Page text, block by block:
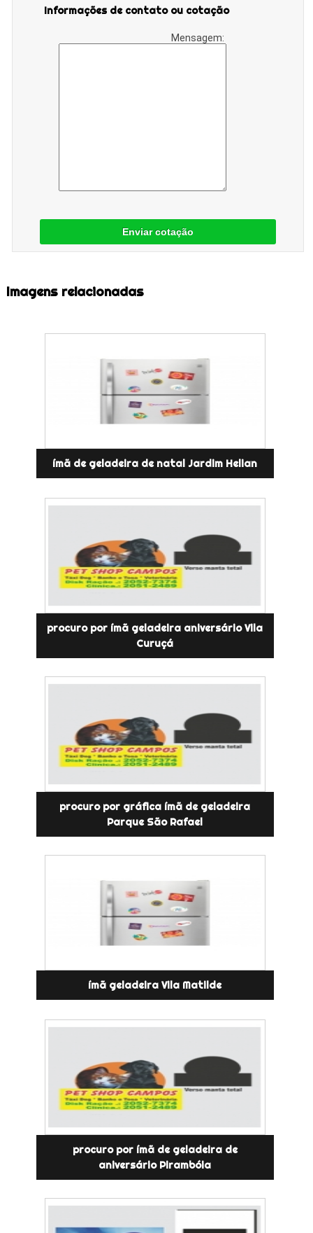
Informações de contato ou cotação
Mensagem:
Enviar cotação
Imagens relacionadas
ímã de geladeira de natal Jardim Helian
procuro por ímã geladeira aniversário Vila
Curuçá
procuro por gráfica ímã de geladeira
Parque São Rafael
ímã geladeira Vila Matilde
procuro por ímã de geladeira de
aniversário Pirambóia